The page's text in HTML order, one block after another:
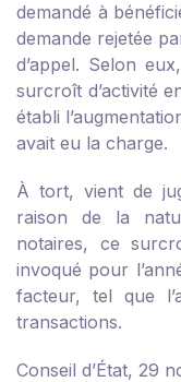
demandé à
demande rejetée
d’appel. Selon
surcroît d’activité
établi
avait eu la charge.
À tort, vient de
raison de la
notaires, ce
invoqué pour
facteur, tel que
transactions.
Conseil d’État, 29